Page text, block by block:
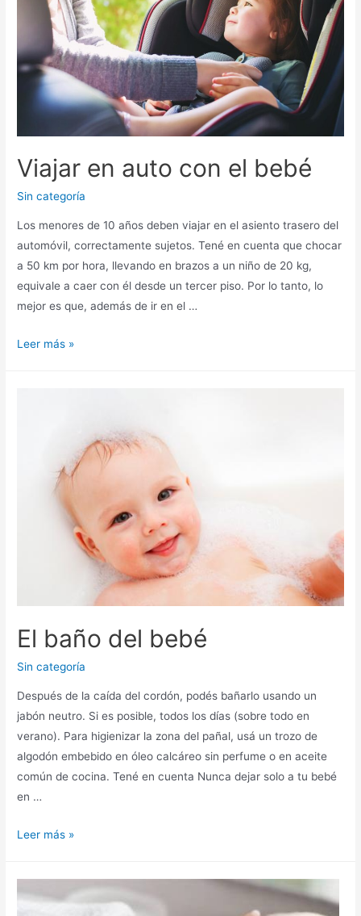
Viajar en auto con el bebé
Sin categoría
Los menores de 10 años deben viajar en el asiento trasero del
automóvil, correctamente sujetos. Tené en cuenta que chocar
a 50 km por hora, llevando en brazos a un niño de 20 kg,
equivale a caer con él desde un tercer piso. Por lo tanto, lo
mejor es que, además de ir en el …
Leer más »
El baño del bebé
Sin categoría
Después de la caída del cordón, podés bañarlo usando un
jabón neutro. Si es posible, todos los días (sobre todo en
verano). Para higienizar la zona del pañal, usá un trozo de
algodón embebido en óleo calcáreo sin perfume o en aceite
común de cocina. Tené en cuenta Nunca dejar solo a tu bebé
en …
Leer más »